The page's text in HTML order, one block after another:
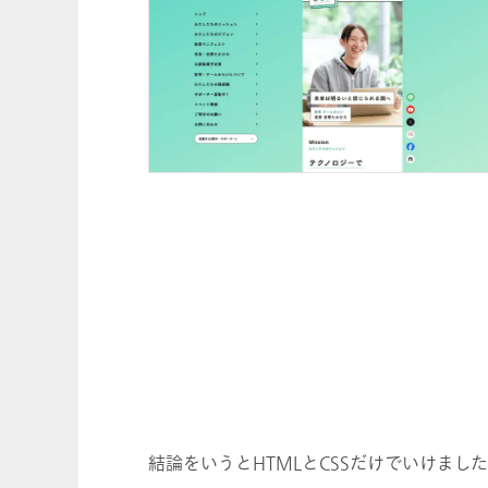
結論をいうとHTMLとCSSだけでいけまし